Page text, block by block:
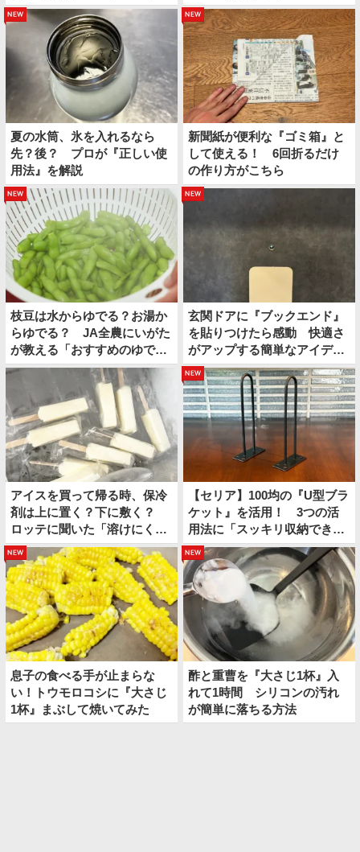
ルデイ』を…
冷ショッピングバッグ
new
夏の水筒、氷を入れるなら
先？後？ プロが『正しい使
用法』を解説
new
新聞紙が便利な『ゴミ箱』と
して使える！ 6回折るだけ
の作り方がこちら
new
枝豆は水からゆでる？お湯か
らゆでる？ JA全農にいがた
が教える「おすすめのゆで
方」がこちら
玄関ドアに『ブックエンド』
を貼りつけたら感動 快適さ
がアップする簡単なアイディ
アとは
アイスを買って帰る時、保冷
剤は上に置く？下に敷く？
ロッテに聞いた「溶けにくい
持ち帰り方」
new
【セリア】100均の『U型ブラ
ケット』を活用！ 3つの活
用法に「スッキリ収納でき
た」
new
息子の食べる手が止まらな
い！トウモロコシに『大さじ
1杯』まぶして焼いてみた
new
酢と重曹を『大さじ1杯』入
れて1時間 シリコンの汚れ
が簡単に落ちる方法